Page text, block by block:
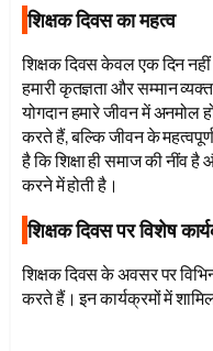
शिक्षक दिवस का महत्व
शिक्षक दिवस केवल एक दिन नहीं
हमारी कृतज्ञता और सम्मान
योगदान हमारे जीवन में अनमोल
करते हैं, बल्कि जीवन के
है कि शिक्षा ही समाज की नींव
करने में होती है।
शिक्षक दिवस पर विशेष
शिक्षक दिवस के अवसर पर
करते हैं। इन कार्यक्रमों में